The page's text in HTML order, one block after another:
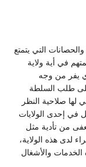
التي يتمتع
2- الشخص المتهم في أية ولاية
يفر من وجه
على طلب السلطة
لها صلاحية النظر
في إحدى الولايات
من تأدية مثل
لدى هذه الولاية،
والأشغال